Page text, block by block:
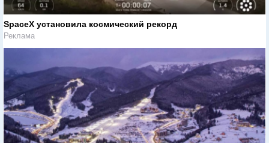
SpaceX установила космический рекорд
Реклама